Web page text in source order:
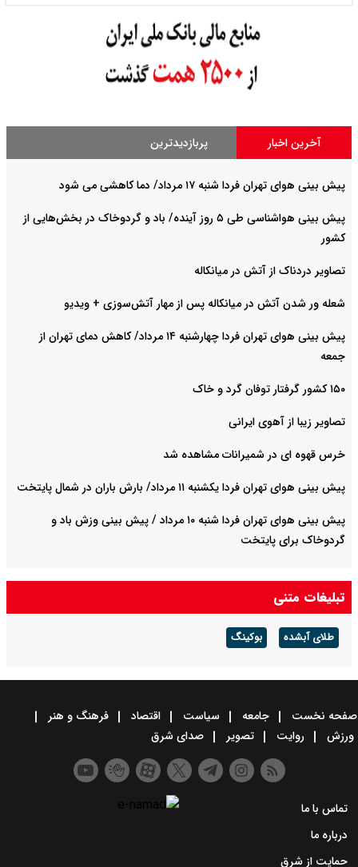
آخرین اخبار پربازدیدترین
پیش بینی هوای تهران فردا شنبه ۱۷ مرداد/ دما کاهشی می شود
پیش بینی هواشناسی طی ۵ روز آینده/ باد و گردوخاک در بخش‌هایی از
کشور
تصاویر دردناک از آتش در میانکاله
شعله ور شدن آتش در میانکاله پس از مهار آتش‌سوزی + ویدیو
پیش بینی هوای تهران فردا چهارشنبه ۱۴ مرداد/ کاهش دمای تهران از
جمعه
۱۵۰ کشور گرفتار توفان گرد و خاک
تصاویر زیبا از آهوی ایرانی
خرس قهوه ای در شمیرانات مشاهده شد
پیش بینی هوای تهران فردا یکشنبه ۱۱ مرداد/ بارش باران در شمال پایتخت
پیش بینی هوای تهران فردا شنبه ۱۰ مرداد / پیش بینی وزش باد و
گردوخاک برای پایتخت
تبلیغات متنی
طلای آبشده بوکینگ
صفحه نخست جامعه سیاست اقتصاد
فرهنگ و هنر
ورزش
روایت تصویر صدای شرق
تماس با ما
درباره ما
حمایت از شرق